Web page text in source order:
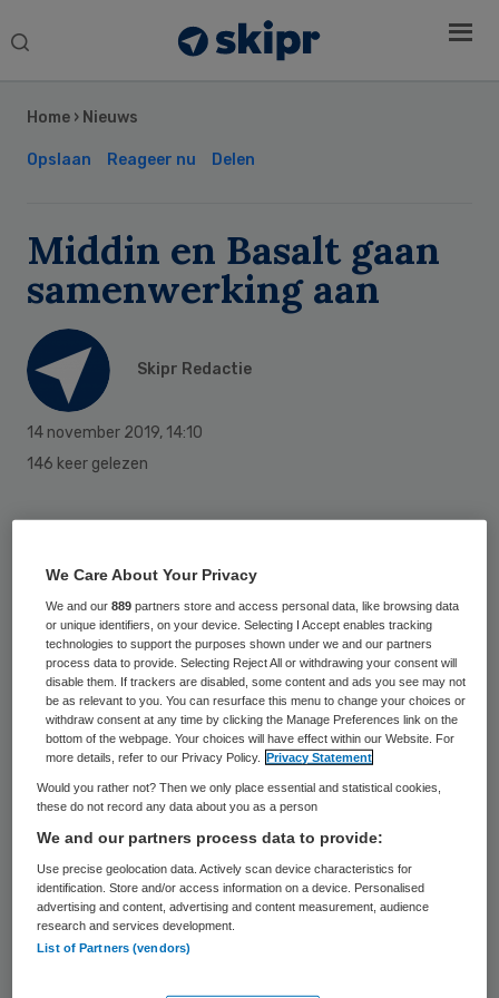
Search
Home › Nieuws
Opslaan Reageer nu Delen
Middin en Basalt gaan
samenwerking aan
Skipr Redactie
14 november 2019, 14:10
146 keer gelezen
Middin en revalidatieorganisatie Basalt
gaan samenwerken bij de ondersteuning
van mensen met niet-aangeboren
hersenletsel. Mensen die bij Basalt in
revalidatie zijn maken voortaan in de
laatste fase kennis met een medewerker
van Middin, dat mensen met NAH op
verschillende manieren ondersteunt.
Middin biedt mensen met NAH onder meer
het Hersenz behandelprogramma, een
behandeling met aandacht voor geestelijke,
emotionele en lichamelijke aspecten. Het
versterken van de zelfredzaamheid en
Sidebar
We Care About Your Privacy
We and our889 partners store and access personal data, like browsing data
or unique identifiers, on your device. Selecting I Accept enables tracking
technologies to support the purposes shown under we and our partners
process data to provide. Selecting Reject All or withdrawing your consent will
disable them. If trackers are disabled, some content and ads you see may not
be as relevant to you. You can resurface this menu to change your choices or
withdraw consent at any time by clicking the Manage Preferences link on the
bottom of the webpage. Your choices will have effect within our Website. For
more details, refer to our Privacy Policy.
Privacy Statement
Would you rather not? Then we only place essential and statistical cookies,
these do not record any data about you as a person
We and our partners process data to provide:
Use precise geolocation data. Actively scan device characteristics for
identification. Store and/or access information on a device. Personalised
advertising and content, advertising and content measurement, audience
research and services development.
List of Partners (vendors)